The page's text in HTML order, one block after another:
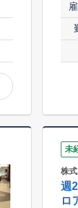
未
株
週
ロ